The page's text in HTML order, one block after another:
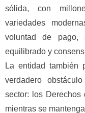
sólida, con
variedades
voluntad de pago,
equilibrado y
La entidad también
verdadero
sector: los Derechos
mientras se